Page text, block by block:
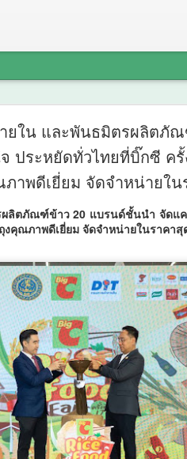
ยใน และพันธมิตรผลิตภั
ประหยัดทั่วไทยที่บิ๊กซี ครั้
าพดีเยี่ยม จัดจำหน่ายใน
ลิตภัณฑ์ข้าว 20 แบรนด์ชั้นนำ จัดแค
คุณภาพดีเยี่ยม จัดจำหน่ายในราคาสุ
6
ศน.
จังห
“มห
ชุมช
ชุม
ศน. ร่วมกับสำนั
สีสันแห่งศรัทธา
อดทุนวัฒนธรร
วันที่ 7 สิงหาคม
วัฒนธรรม ร่วม
จังหวัดภาคใต้
คุณธรรมพลังบวร
ประจำปีงบประ